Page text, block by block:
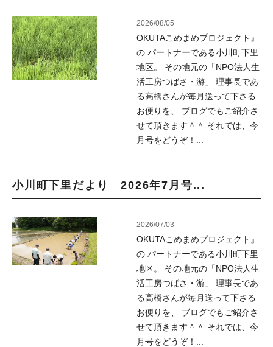
2026/08/05
OKUTAこめまめプロジェクト』
の パートナーである小川町下里
地区。 その地元の「NPO法人生
活工房つばさ・游」 理事長であ
る高橋さんが毎月送って下さる
お便りを、 ブログでもご紹介さ
せて頂きます＾＾ それでは、今
月号をどうぞ！...
小川町下里だより 2026年7月号...
2026/07/03
OKUTAこめまめプロジェクト』
の パートナーである小川町下里
地区。 その地元の「NPO法人生
活工房つばさ・游」 理事長であ
る高橋さんが毎月送って下さる
お便りを、 ブログでもご紹介さ
せて頂きます＾＾ それでは、今
月号をどうぞ！...